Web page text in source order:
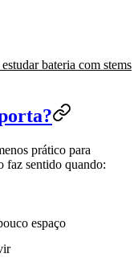
bateria com stems
prático para
faz sentido quando:
espaço